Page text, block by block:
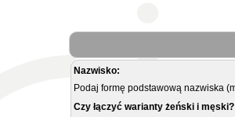
Nazwisko:
Podaj formę podstawową nazwiska
Czy łączyć warianty żeński i męski?